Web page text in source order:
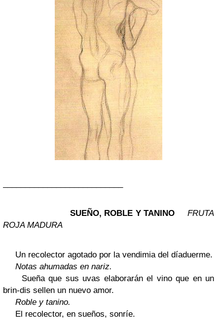
SUEÑO, ROBLE Y TANINOFRUTA
ROJA MADURA
Un recolector agotado por la vendimia del díaduerme.
Notas ahumadas en nariz.
Sueña que sus uvas elaborarán el vino que en un
brin-dis sellen un nuevo amor.
Roble y tanino.
El recolector, en sueños, sonríe.